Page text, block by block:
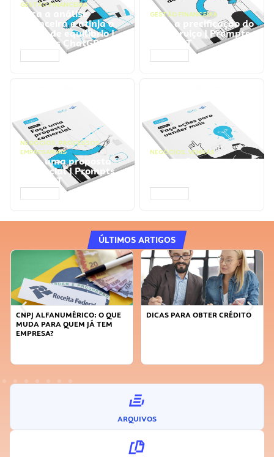
GESTÃO FINANCEIRA
Faça a análise
financeira e atinja o
ponto de equilíbrio |
Prompts ChatGPT
GESTÃO FINANCEIRA
Faça a precificação do
seu serviço | Prompts
ChatGPT
NEGÓCIOS, PROCESSOS
EMPRESARIAIS
Faça uma proposta
comercial | Prompts
ChatGPT
NEGÓCIOS, VENDAS
Faça ações para
ÚLTIMOS ARTIGOS
CNPJ ALFANUMÉRICO: O QUE
MUDA PARA QUEM JÁ TEM
EMPRESA?
DICAS PARA OBTER CRÉDITO
ARQUIVOS